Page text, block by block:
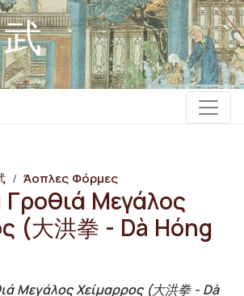
Άοπλες Φόρμες
Μεγάλος
(大洪拳 - Dà Hóng
Μεγάλος Χείμαρρος (大洪拳 - Dà